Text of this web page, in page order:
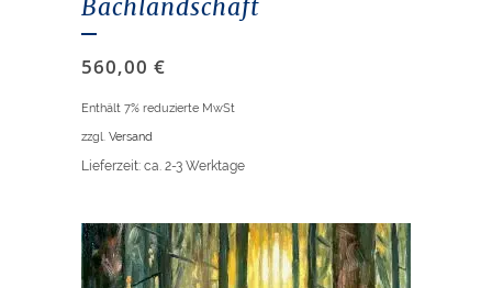
Bachlandschaft
560,00 €
Enthält 7% reduzierte MwSt
zzgl. Versand
Lieferzeit: ca. 2-3 Werktage